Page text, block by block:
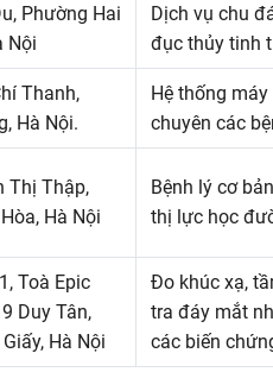
Phường Hai
Nội
Dịch vụ chu
đục thủy tinh
Thanh,
Hà Nội.
Hệ thống
chuyên các
Thị Thập,
Hà Nội
Bệnh lý cơ
thị lực học
Toà Epic
Duy Tân,
Hà Nội
Đo khúc xạ,
tra đáy mắt
các biến